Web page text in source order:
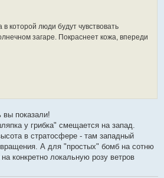
которой люди будут чувствовать
загаре. Покраснеет кожа, впереди
показали!
у грибка" смещается на запад.
в стратосфере - там западный
А для "простых" бомб на сотню
конкретно локальную розу ветров